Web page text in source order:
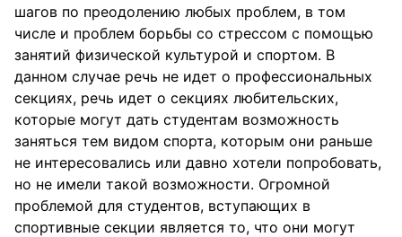
шагов по преодолению любых проблем, в том
числе и проблем борьбы со стрессом с помощью
занятий физической культурой и спортом. В
данном случае речь не идет о профессиональных
секциях, речь идет о секциях любительских,
которые могут дать студентам возможность
заняться тем видом спорта, которым они раньше
не интересовались или давно хотели попробовать,
но не имели такой возможности. Огромной
проблемой для студентов, вступающих в
спортивные секции является то, что они могут